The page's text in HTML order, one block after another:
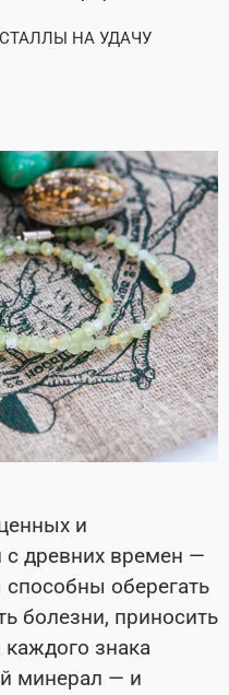
НА УДАЧУ
и
с древних времен —
способны оберегать
болезни, приносить
каждого знака
минерал — и